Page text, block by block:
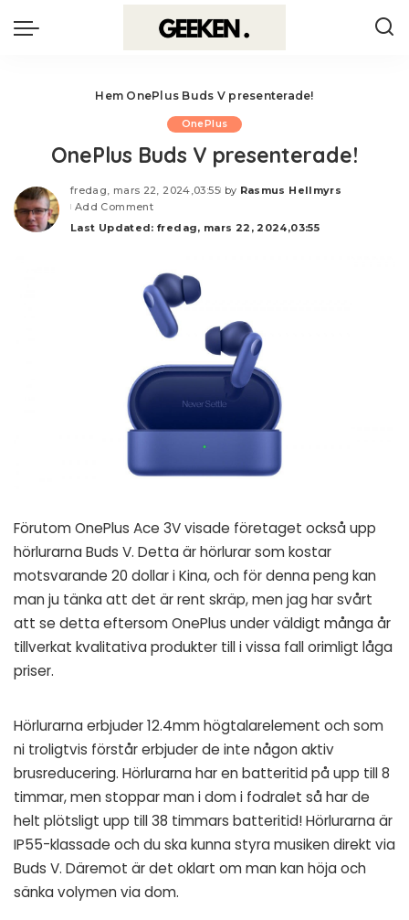
Hem OnePlus Buds V presenterade!
OnePlus
OnePlus Buds V presenterade!
fredag, mars 22, 2024,03:55
Posted
by Rasmus Hellmyrs
Add Comment
Last Updated: fredag, mars 22, 2024,03:55
Förutom OnePlus Ace 3V visade företaget också upp
hörlurarna Buds V. Detta är hörlurar som kostar
motsvarande 20 dollar i Kina, och för denna peng kan
man ju tänka att det är rent skräp, men jag har svårt
att se detta eftersom OnePlus under väldigt många år
tillverkat kvalitativa produkter till i vissa fall orimligt låga
priser.
Hörlurarna erbjuder 12.4mm högtalarelement och som
ni troligtvis förstår erbjuder de inte någon aktiv
brusreducering. Hörlurarna har en batteritid på upp till 8
timmar, men stoppar man i dom i fodralet så har de
helt plötsligt upp till 38 timmars batteritid! Hörlurarna är
IP55-klassade och du ska kunna styra musiken direkt via
Buds V. Däremot är det oklart om man kan höja och
sänka volymen via dom.